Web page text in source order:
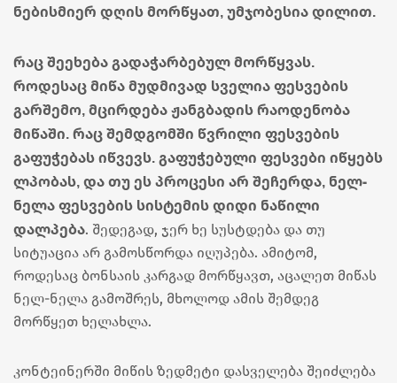
ნებისმიერ დღის მორწყათ, უმჯობესია დილით.
რაც შეეხება გადაჭარბებულ მორწყვას.
როდესაც მიწა მუდმივად სველია ფესვების
გარშემო, მცირდება ჟანგბადის რაოდენობა
მიწაში. რაც შემდგომში წვრილი ფესვების
გაფუჭებას იწვევს. გაფუჭებული ფესვები იწყებს
ლპობას, და თუ ეს პროცესი არ შეჩერდა, ნელ-
ნელა ფესვების სისტემის დიდი ნაწილი
დალპება. შედეგად, ჯერ ხე სუსტდება და თუ
სიტუაცია არ გამოსწორდა იღუპება. ამიტომ,
როდესაც ბონსაის კარგად მორწყავთ, აცალეთ მიწას
ნელ-ნელა გამოშრეს, მხოლოდ ამის შემდეგ
მორწყეთ ხელახლა.
კონტეინერში მიწის ზედმეტი დასველება შეიძლება